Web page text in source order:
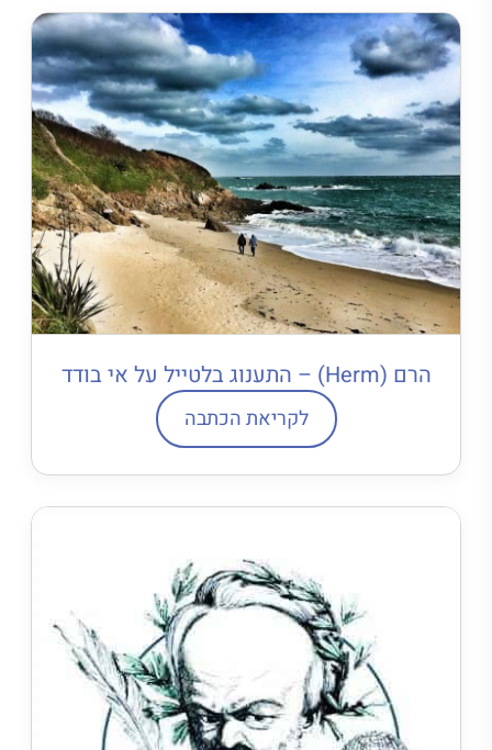
הרם (Herm) – התענוג בלטייל על אי בודד
לקריאת הכתבה